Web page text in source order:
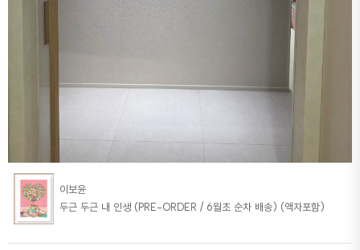
이보윤
두근 두근 내 인생 (PRE-ORDER / 6월초 순차 배송) (액자포함)